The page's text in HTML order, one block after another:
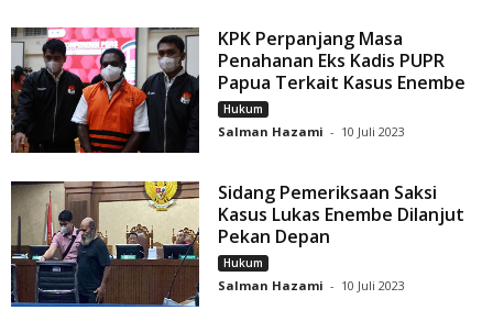
KPK Perpanjang Masa
Penahanan Eks Kadis PUPR
Papua Terkait Kasus Enembe
Hukum
Salman Hazami - 10 Juli 2023
Sidang Pemeriksaan Saksi
Kasus Lukas Enembe Dilanjut
Pekan Depan
Hukum
Salman Hazami - 10 Juli 2023